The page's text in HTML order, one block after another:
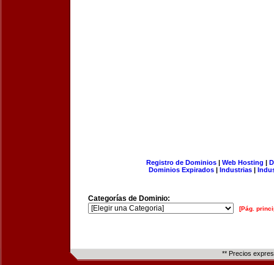
Registro de Dominios| Web Hosting |
Dominios Expirados | Industrias |
Categorías de Dominio:
[Pág.
** Precios